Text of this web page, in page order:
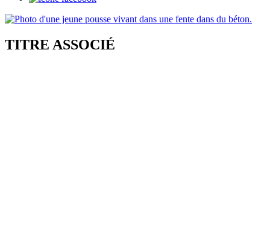
TITRE ASSOCIÉ